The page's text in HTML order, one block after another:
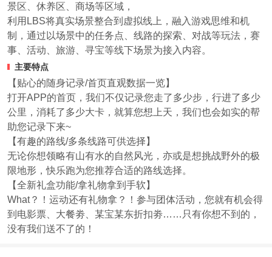
景区、休养区、商场等区域，
利用LBS将真实场景整合到虚拟线上，融入游戏思维和机
制，通过以场景中的任务点、线路的探索、对战等玩法，赛
事、活动、旅游、寻宝等线下场景为接入内容。
主要特点
【贴心的随身记录/首页直观数据一览】
打开APP的首页，我们不仅记录您走了多少步，行进了多少
公里，消耗了多少大卡，就算您想上天，我们也会如实的帮
助您记录下来~
【有趣的路线/多条线路可供选择】
无论你想领略有山有水的自然风光，亦或是想挑战野外的极
限地形，快乐跑为您推荐合适的路线选择。
【全新礼盒功能/拿礼物拿到手软】
What？！运动还有礼物拿？！参与团体活动，您就有机会得
到电影票、大餐劵、某宝某东折扣劵……只有你想不到的，
没有我们送不了的！